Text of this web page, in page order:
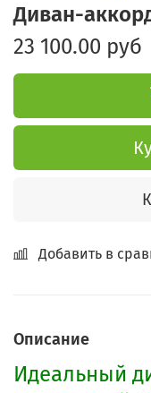
Диван-
23 100.00 руб
Добавить в
Описание
Идеальный